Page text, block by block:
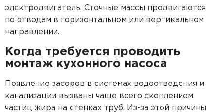
электродвигатель. Сточные массы продвигаются
по отводам в горизонтальном или вертикальном
направлении.
Когда требуется проводить
монтаж кухонного насоса
Появление засоров в системах водоотведения и
канализации вызваны чаще всего скоплением
частиц жира на стенках труб. Из-за этой причины